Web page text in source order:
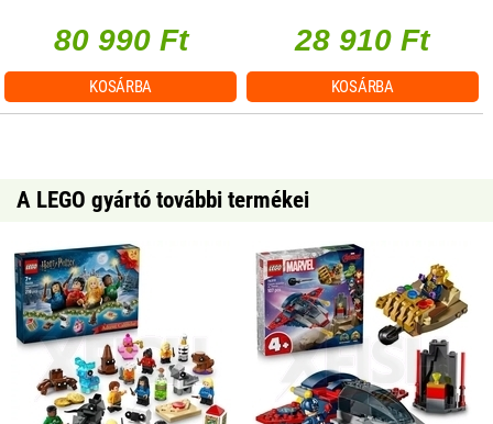
80 990 Ft
KOSÁRBA
28 910 Ft
KOSÁRBA
A LEGO gyártó további termékei